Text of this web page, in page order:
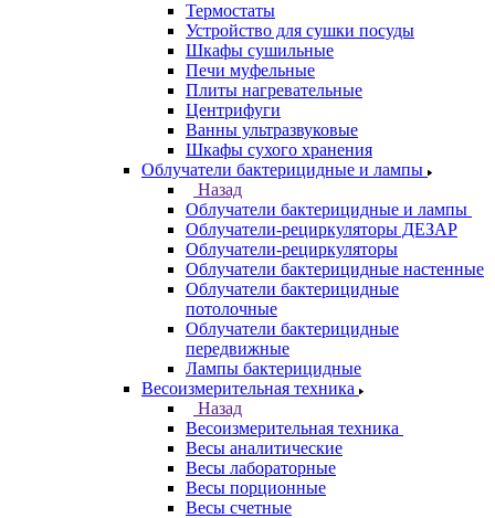
Термостаты
Устройство для сушки посуды
Шкафы сушильные
Печи муфельные
Плиты нагревательные
Центрифуги
Ванны ультразвуковые
Шкафы сухого хранения
Облучатели бактерицидные и лампы
Назад
Облучатели бактерицидные и лампы
Облучатели-рециркуляторы ДЕЗАР
Облучатели-рециркуляторы
Облучатели бактерицидные настенные
Облучатели бактерицидные
потолочные
Облучатели бактерицидные
передвижные
Лампы бактерицидные
Весоизмерительная техника
Назад
Весоизмерительная техника
Весы аналитические
Весы лабораторные
Весы порционные
Весы счетные